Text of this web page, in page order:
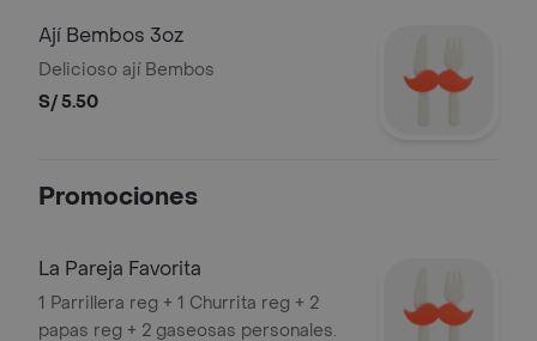
Ají Bembos 3oz
Delicioso ají Bembos
S/ 5.50
Promociones
La Pareja Favorita
1 Parrillera reg + 1 Churrita reg + 2
papas reg + 2 gaseosas personales.